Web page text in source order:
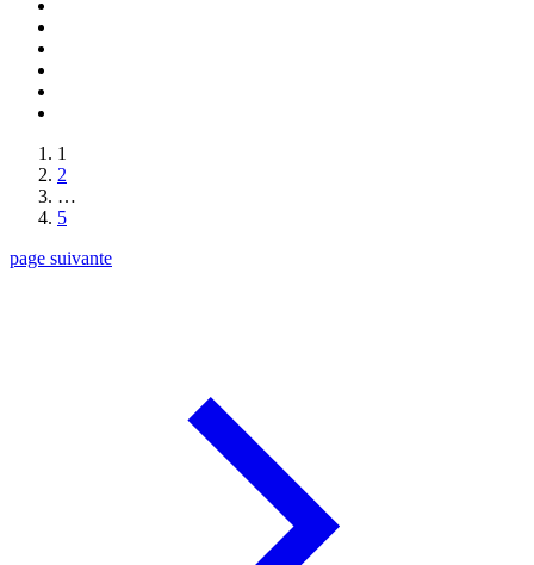
1
2
…
5
page suivante